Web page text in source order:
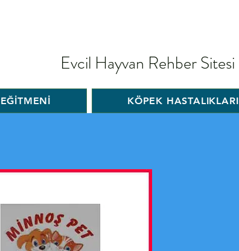
Evcil Hayvan Rehber Sitesi
KÖPEK HASTALIKLARI